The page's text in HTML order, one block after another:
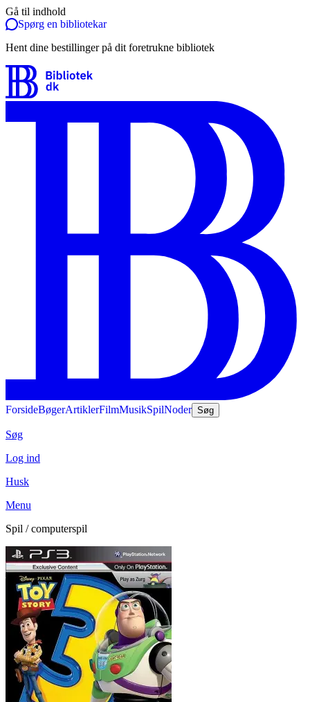
Gå til indhold
Spørg en bibliotekar
Hent dine bestillinger på dit foretrukne bibliotek
ForsideBøgerArtiklerFilmMusikSpilNoder Søg
Søg
Log ind
Husk
Menu
Spil / computerspil